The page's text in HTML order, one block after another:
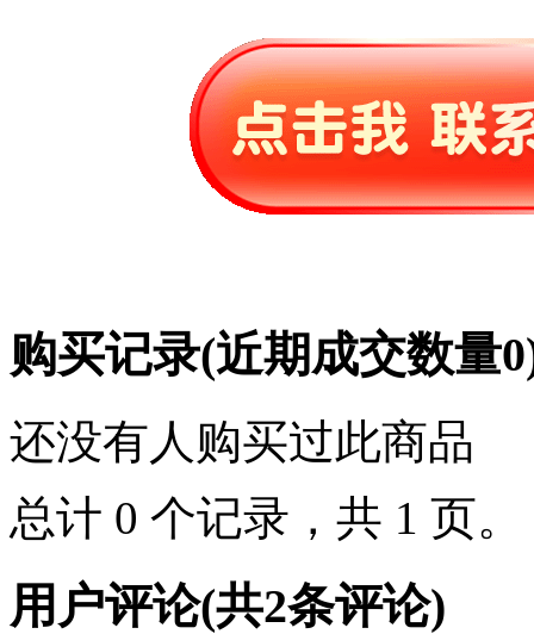
购买记录(近期成交数量0
还没有人购买过此商品
总计 0 个记录，共 1 页。
用户评论(共2条评论)